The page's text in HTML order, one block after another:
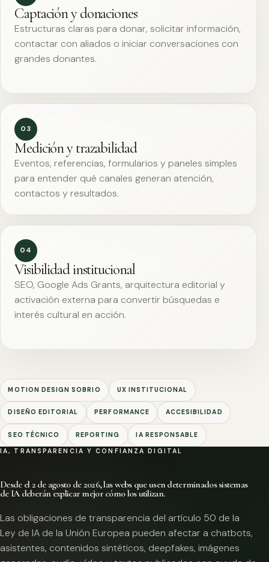
Captación y donaciones
Estructuras claras para donar, solicitar información,
contactar con aliados o iniciar conversaciones con
grandes donantes.
03
Medición y trazabilidad
Eventos, referencias, formularios y paneles simples
para entender qué canales generan atención,
contactos y resultados.
04
Visibilidad institucional
SEO, Google Ads Grants, arquitectura editorial y
activación externa para convertir búsquedas e
interés cultural en acción.
MOTION DESIGN SOBRIO UX INSTITUCIONAL
DISEÑO EDITORIAL PERFORMANCE ACCESIBILIDAD
SEO TÉCNICO REPORTING IA RESPONSABLE
IA, TRANSPARENCIA Y CONFIANZA DIGITAL
Desde el 2 de agosto de 2026, las webs que usen determinados sistemas
de IA deberán explicar mejor cómo los utilizan.
Las obligaciones de transparencia del artículo 50 de la
Ley de IA de la Unión Europea pueden afectar a chatbots,
asistentes, contenidos sintéticos, deepfakes, imágenes